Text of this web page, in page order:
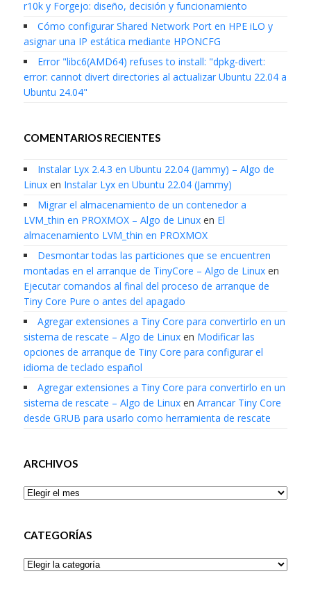
r10k y Forgejo: diseño, decisión y funcionamiento
Cómo configurar Shared Network Port en HPE iLO y
asignar una IP estática mediante HPONCFG
Error "libc6(AMD64) refuses to install: "dpkg-divert:
error: cannot divert directories al actualizar Ubuntu 22.04 a
Ubuntu 24.04"
COMENTARIOS RECIENTES
Instalar Lyx 2.4.3 en Ubuntu 22.04 (Jammy) – Algo de
Linuxen Instalar Lyx en Ubuntu 22.04 (Jammy)
Migrar el almacenamiento de un contenedor a
LVM_thin en PROXMOX – Algo de Linuxen El
almacenamiento LVM_thin en PROXMOX
Desmontar todas las particiones que se encuentren
montadas en el arranque de TinyCore – Algo de Linuxen
Ejecutar comandos al final del proceso de arranque de
Tiny Core Pure o antes del apagado
Agregar extensiones a Tiny Core para convertirlo en un
sistema de rescate – Algo de Linuxen Modificar las
opciones de arranque de Tiny Core para configurar el
idioma de teclado español
Agregar extensiones a Tiny Core para convertirlo en un
sistema de rescate – Algo de Linuxen Arrancar Tiny Core
desde GRUB para usarlo como herramienta de rescate
ARCHIVOS
Archivos
CATEGORÍAS
Categorías